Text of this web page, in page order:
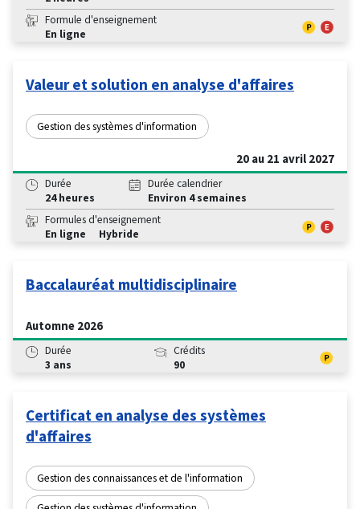
Formule d'enseignement
En ligne
Valeur et solution en analyse d'affaires
Gestion des systèmes d'information
20 au 21 avril 2027
Durée
24 heures
Durée calendrier
Environ 4 semaines
Formules d'enseignement
En ligne
Hybride
Baccalauréat multidisciplinaire
Automne 2026
Durée
3 ans
Crédits
90
Certificat en analyse des systèmes
d'affaires
Gestion des connaissances et de l'information